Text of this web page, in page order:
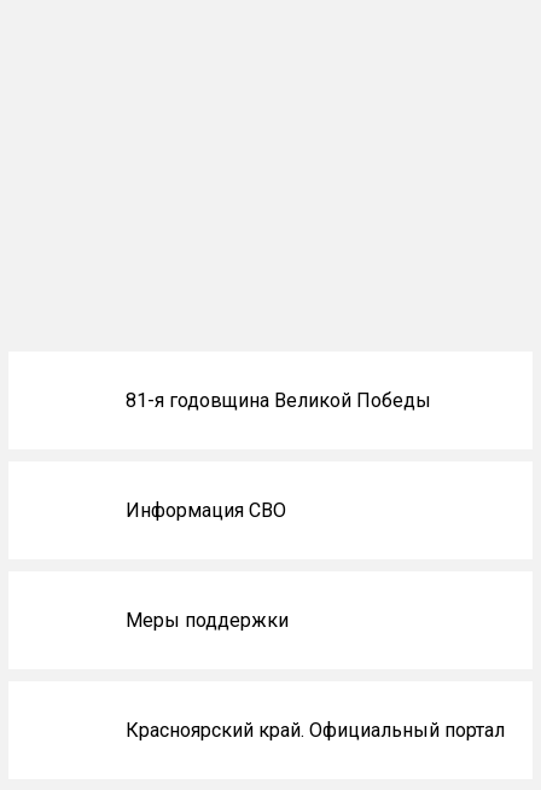
81-я годовщина Великой Победы
Информация СВО
Меры поддержки
Красноярский край. Официальный портал